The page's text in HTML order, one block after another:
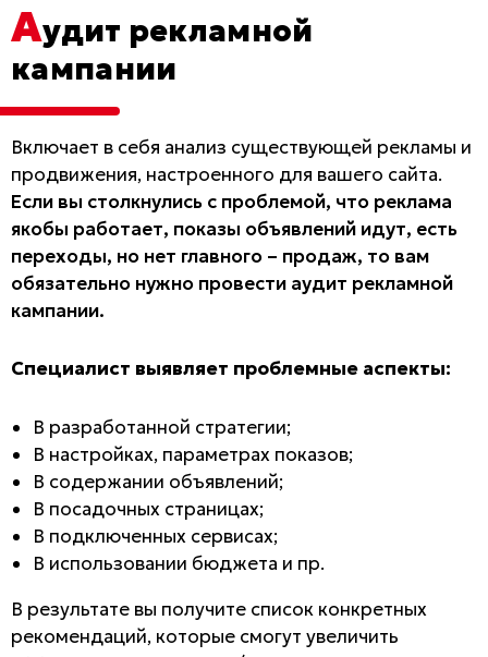
info@lred.ru
Аудит рекламной
кампании
Включает в себя анализ существующей рекламы и
продвижения, настроенного для вашего сайта.
Если вы столкнулись с проблемой, что реклама
якобы работает, показы объявлений идут, есть
переходы, но нет главного – продаж, то вам
обязательно нужно провести аудит рекламной
кампании.
Специалист выявляет проблемные аспекты:
В разработанной стратегии;
В настройках, параметрах показов;
В содержании объявлений;
В посадочных страницах;
В подключенных сервисах;
В использовании бюджета и пр.
В результате вы получите список конкретных
рекомендаций, которые смогут увеличить